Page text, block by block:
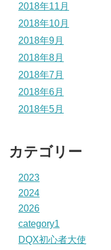
2018年11月
2018年10月
2018年9月
2018年8月
2018年7月
2018年6月
2018年5月
カテゴリー
2023
2024
2026
category1
DQX初心者大使